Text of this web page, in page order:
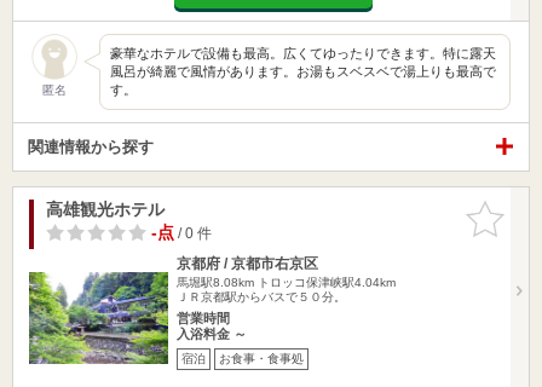
匿名
豪華なホテルで設備も最高。広くてゆったりできます。特に露天
風呂が綺麗で風情があります。お湯もスベスベで湯上りも最高で
す。
関連情報から探す
お気に入
りに追加
高雄観光ホテル
-点/ 0 件
京都府 / 京都市右京区
馬堀駅8.08km トロッコ保津峡駅4.04km
ＪＲ京都駅からバスで５０分。
営業時間
入浴料金 ～
宿泊 お食事・食事処